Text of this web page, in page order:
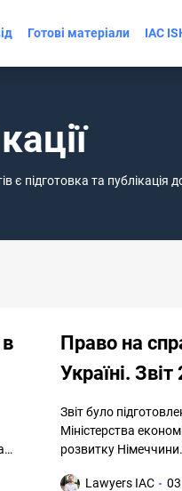
Готові матеріали IAC
підготовка та публікація
Право на
Україні.
Звіт було
Міністерства
розвитку Німеччини.
Lawyers IAC